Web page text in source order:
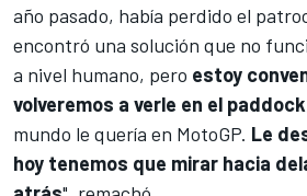
año pasado, había perdido el
encontró una solución que no
a nivel humano, pero estoy
volveremos a verle en el paddock
mundo le quería en MotoGP. Le
hoy tenemos que mirar hacia